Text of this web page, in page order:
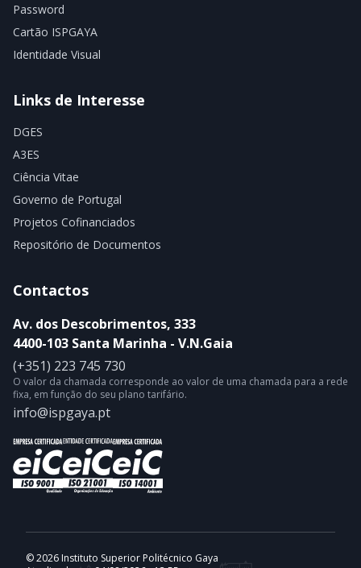
Password
Cartão ISPGAYA
Identidade Visual
Links de Interesse
DGES
A3ES
Ciência Vitae
Governo de Portugal
Projetos Cofinanciados
Repositório de Documentos
Contactos
Av. dos Descobrimentos, 333
4400-103 Santa Marinha - V.N.Gaia
(+351) 223 745 730
O valor da chamada corresponde ao valor de uma chamada para a rede
fixa, em função do seu plano tarifário.
info@ispgaya.pt
© 2026 Instituto Superior Politécnico Gaya